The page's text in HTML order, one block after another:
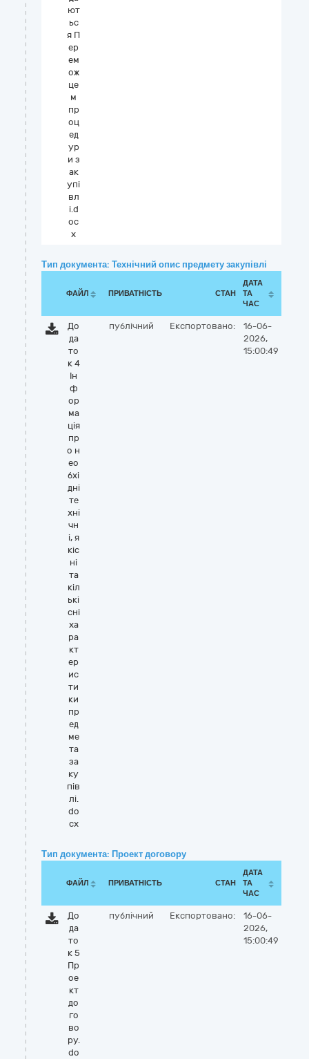
ют
ьс
я П
ер
ем
ож
це
м
пр
оц
ед
ур
и з
ак
упі
вл
і.d
oc
x
Тип документа: Технічний опис предмету закупівлі
ФАЙЛ ПРИВАТНІСТЬ СТАН
ДАТА
ТА
ЧАС
До
да
то
к 4
Ін
ф
ор
ма
ція
пр
о н
ео
бхі
дні
те
хні
чн
і, я
кіс
ні
та
кіл
ькі
сні
ха
ра
кт
ер
ис
ти
ки
пр
ед
ме
та
за
ку
пів
лі.
do
cx
публічний Експортовано:
16-06-
2026,
15:00:49
Тип документа: Проект договору
ФАЙЛ ПРИВАТНІСТЬ СТАН
ДАТА
ТА
ЧАС
До
да
то
к 5
Пр
ое
кт
до
го
во
ру.
do
публічний Експортовано:
16-06-
2026,
15:00:49